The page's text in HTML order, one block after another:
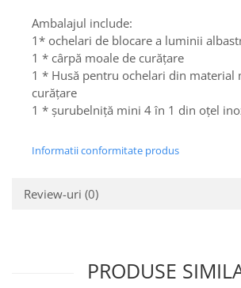
Accesorii aparate de ras electrice
Accesorii aparate hair styling
Aparate & Accesorii ingrijire
personala
Aparate cosmetice
Consumabile sanitare
personala
Hrana bebelusi
Ambalajul include:
1* ochelari de blocare a luminii
1 * cârpă moale de curățare
1 * Husă pentru ochelari din material
curățare
1 * șurubelniță mini 4 în 1 din oțel
Informatii conformitate produs
Review-uri (0)
PRODUSE